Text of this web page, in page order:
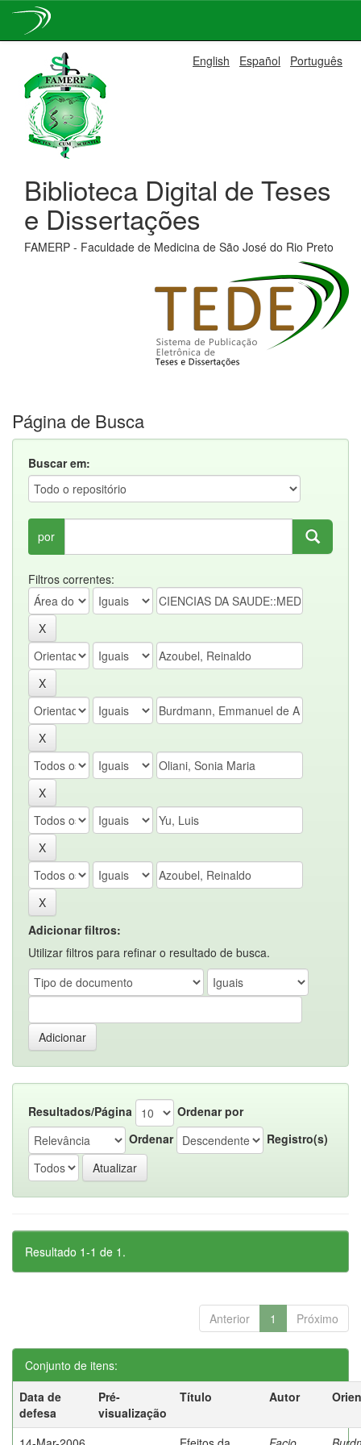
navigation
English Español Português
Biblioteca Digital de Teses
e Dissertações
FAMERP - Faculdade de Medicina de São José do Rio Preto
Página de Busca
Buscar em:
por
Filtros correntes:
Adicionar filtros:
Utilizar filtros para refinar o resultado de busca.
Resultados/Página
Ordenar por
Ordenar
Registro(s)
Resultado 1-1 de 1.
Anterior 1 Próximo
Conjunto de itens:
Data de
defesa
Pré-
visualização
Título Autor